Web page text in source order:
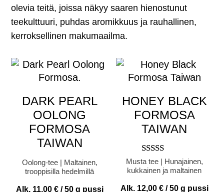
olevia teitä, joissa näkyy saaren hienostunut
teekulttuuri, puhdas aromikkuus ja rauhallinen,
kerroksellinen makumaailma.
DARK PEARL
OOLONG
FORMOSA
TAIWAN
Oolong-tee | Maltainen,
trooppisilla hedelmillä
Alk. 11,00 €/ 50 g pussi
HONEY BLACK
FORMOSA
TAIWAN
Arvostelu
tuotteesta:
5.00
/ 5
Musta tee | Hunajainen,
kukkainen ja maltainen
Alk. 12,00 €/ 50 g pussi